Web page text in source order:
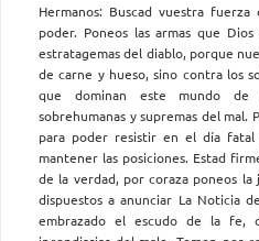
Hermanos: Buscad vuestra
poder. Poneos las armas que
estratagemas del diablo, porque
de carne y hueso, sino contra los
que dominan este mundo de
sobrehumanas y supremas del mal.
para poder resistir en el día
mantener las posiciones. Estad
de la verdad, por coraza poneos la
dispuestos a anunciar La Noticia
embrazado el escudo de la fe,